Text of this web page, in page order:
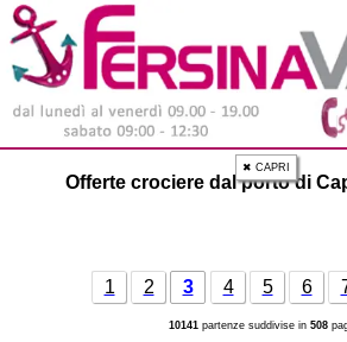
✖ CAPRI
Offerte crociere dal porto di
1 2 3 4 5 6
10141 partenze suddivise in 508